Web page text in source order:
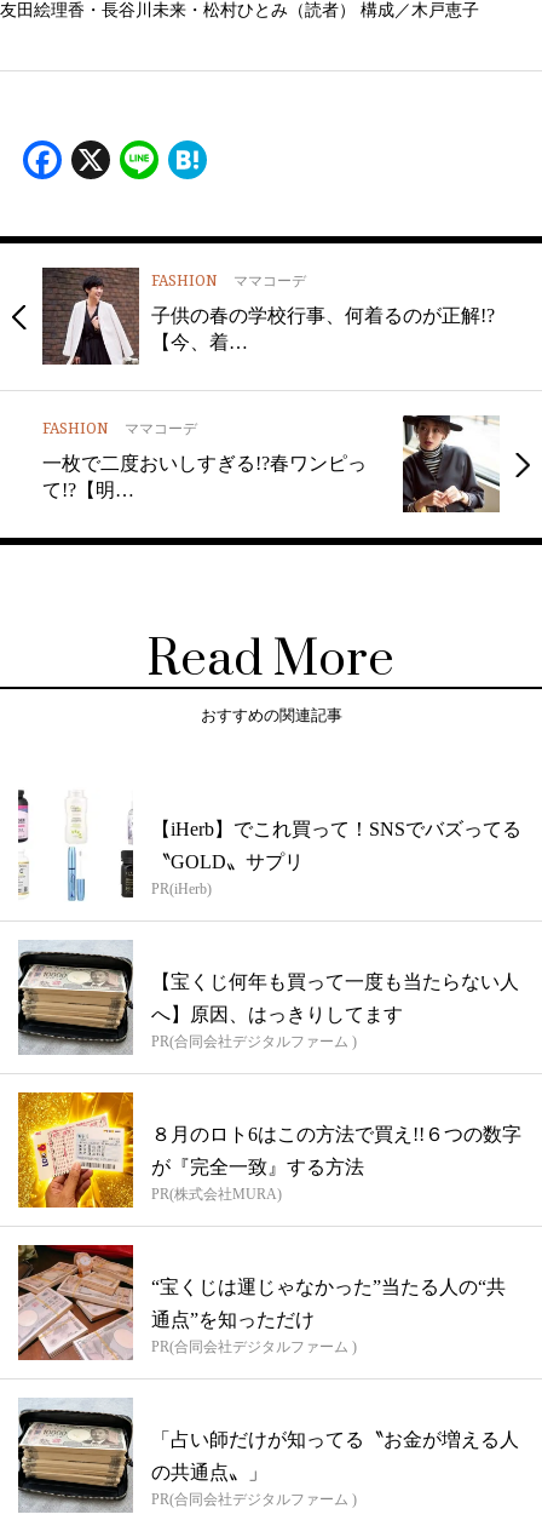
友田絵理香・長谷川未来・松村ひとみ（読者） 構成／木戸恵子
Facebook
X Line
FASHION ママコーデ
子供の春の学校行事、何着るのが正解!?
【今、着…
FASHION ママコーデ
一枚で二度おいしすぎる!?春ワンピっ
て!?【明…
Read More
おすすめの関連記事
【iHerb】でこれ買って！SNSでバズってる
〝GOLD〟サプリ
PR(iHerb)
【宝くじ何年も買って一度も当たらない人
へ】原因、はっきりしてます
PR(合同会社デジタルファーム )
８月のロト6はこの方法で買え!!６つの数字
が『完全一致』する方法
PR(株式会社MURA)
“宝くじは運じゃなかった”当たる人の“共
通点”を知っただけ
PR(合同会社デジタルファーム )
「占い師だけが知ってる〝お金が増える人
の共通点〟」
PR(合同会社デジタルファーム )